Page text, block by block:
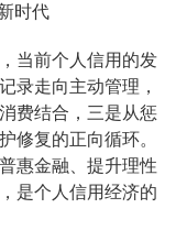
时代
当前个人信用的发
录走向主动管理，
费结合，三是从惩
修复的正向循环。
惠金融、提升理性
是个人信用经济的